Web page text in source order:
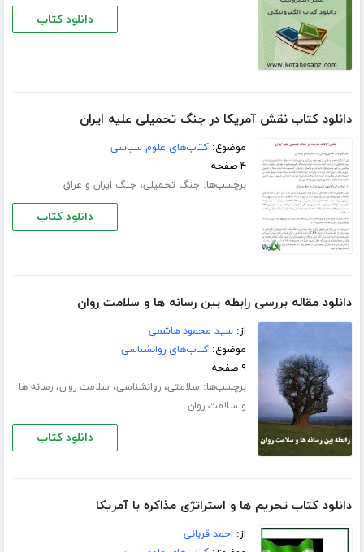
دانلود کتاب
دانلود کتاب نقش آمریکا در جنگ تحمیلی علیه ایران
موضوع:کتاب‌های علوم سیاسی
۴ صفحه
برچسب‌ها: جنگ تحمیلی، جنگ ایران و عراق
دانلود کتاب
دانلود مقاله بررسی رابطه بین رسانه ها و سلامت روان
از:سید محمود هاشمی
موضوع:کتاب‌های روانشناسی
۹ صفحه
برچسب‌ها: سلامتی،روانشناسی، سلامت روان،رسانه ها
و سلامت روان
دانلود کتاب
دانلود کتاب تحریم ها و استراتژی مذاکره با آمریکا
از: احمد قربانی